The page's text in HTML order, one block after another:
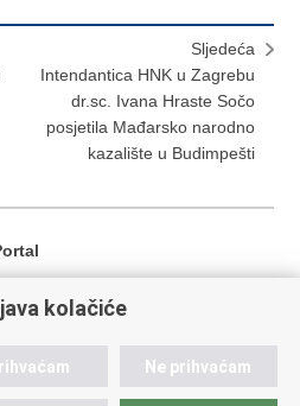
Sljedeća
Intendantica HNK u Zagrebu
dr.sc. Ivana Hraste Sočo
posjetila Mađarsko narodno
kazalište u Budimpešti
kolačiće
Ne prihvaćam